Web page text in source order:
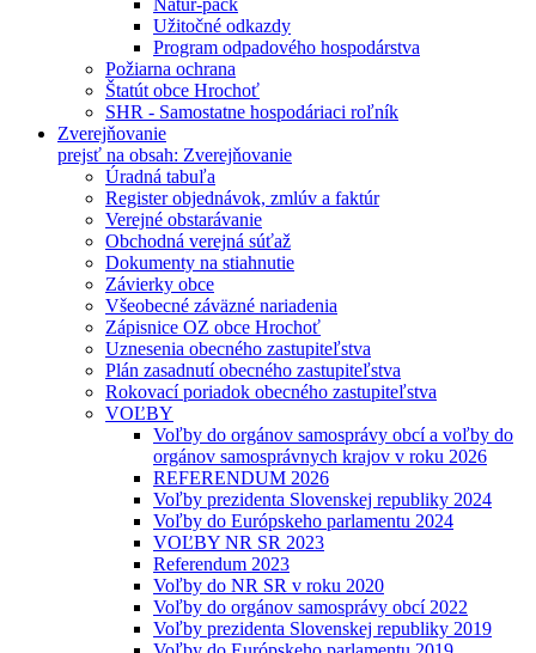
Natur-pack
Užitočné odkazdy
Program odpadového hospodárstva
Požiarna ochrana
Štatút obce Hrochoť
SHR - Samostatne hospodáriaci roľník
Zverejňovanie
prejsť na obsah: Zverejňovanie
Úradná tabuľa
Register objednávok, zmlúv a faktúr
Verejné obstarávanie
Obchodná verejná súťaž
Dokumenty na stiahnutie
Závierky obce
Všeobecné záväzné nariadenia
Zápisnice OZ obce Hrochoť
Uznesenia obecného zastupiteľstva
Plán zasadnutí obecného zastupiteľstva
Rokovací poriadok obecného zastupiteľstva
VOĽBY
Voľby do orgánov samosprávy obcí a voľby do
orgánov samosprávnych krajov v roku 2026
REFERENDUM 2026
Voľby prezidenta Slovenskej republiky 2024
Voľby do Európskeho parlamentu 2024
VOĽBY NR SR 2023
Referendum 2023
Voľby do NR SR v roku 2020
Voľby do orgánov samosprávy obcí 2022
Voľby prezidenta Slovenskej republiky 2019